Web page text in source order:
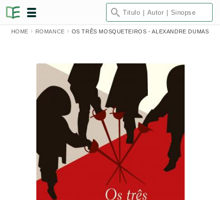
HOME ROMANCE OS TRÊS MOSQUETEIROS - ALEXANDRE DUMAS